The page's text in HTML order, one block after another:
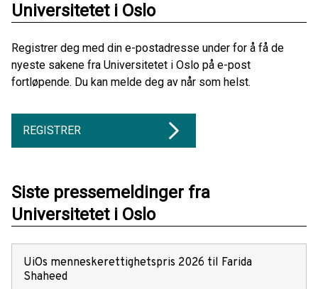
Universitetet i Oslo
Registrer deg med din e-postadresse under for å få de
nyeste sakene fra Universitetet i Oslo på e-post
fortløpende. Du kan melde deg av når som helst.
REGISTRER
Siste pressemeldinger fra
Universitetet i Oslo
UiOs menneskerettighetspris 2026 til Farida
Shaheed